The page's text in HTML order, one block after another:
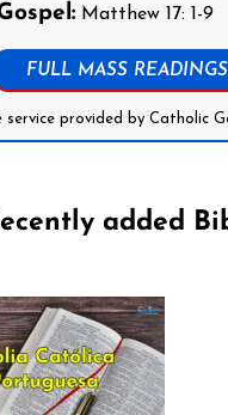
Matthew 17: 1-9
FULL MASS READINGS
service provided by Catholic
added